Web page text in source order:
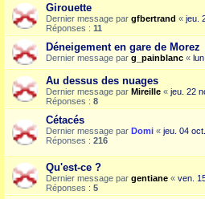
Girouette
Dernier message par gfbertrand « jeu.
Réponses : 11
Déneigement en gare de Morez
Dernier message par g_painblanc «
Au dessus des nuages
Dernier message par Mireille « jeu. 22
Réponses : 8
Cétacés
Dernier message par Domi « jeu. 04
Réponses : 216
Qu'est-ce ?
Dernier message par gentiane « ven.
Réponses : 5